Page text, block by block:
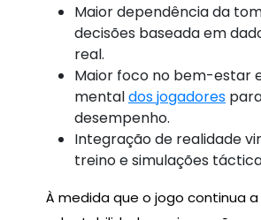
Maior dependência da
decisões baseada em
real.
Maior foco no bem-estar
mentaldos jogadores
desempenho.
Integração de realidade
treino e simulações
À medida que o jogo continua a